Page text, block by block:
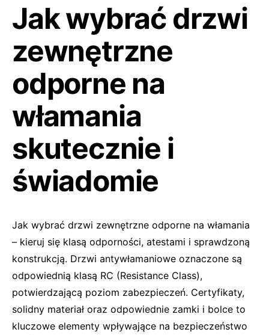
Jak wybrać drzwi
zewnętrzne
odporne na
włamania
skutecznie i
świadomie
Jak wybrać drzwi zewnętrzne odporne na włamania
– kieruj się klasą odporności, atestami i sprawdzoną
konstrukcją. Drzwi antywłamaniowe oznaczone są
odpowiednią klasą RC (Resistance Class),
potwierdzającą poziom zabezpieczeń. Certyfikaty,
solidny materiał oraz odpowiednie zamki i bolce to
kluczowe elementy wpływające na bezpieczeństwo